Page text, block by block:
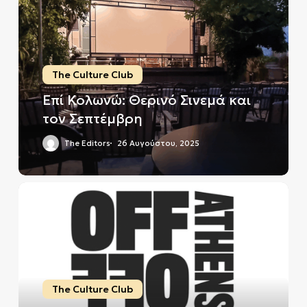
Θερινό
Σινεμά
και
τον
ΣεπτέμβρηThe Culture Club
Επί Κολωνώ: Θερινό Σινεμά και
τον Σεπτέμβρη
The Editors 26 Αυγούστου, 2025
Φωσφορισμοί
The Culture Club